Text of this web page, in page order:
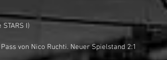
STARS I)
auf Pass von Nico Ruchti. Neuer Spielstand 2:1